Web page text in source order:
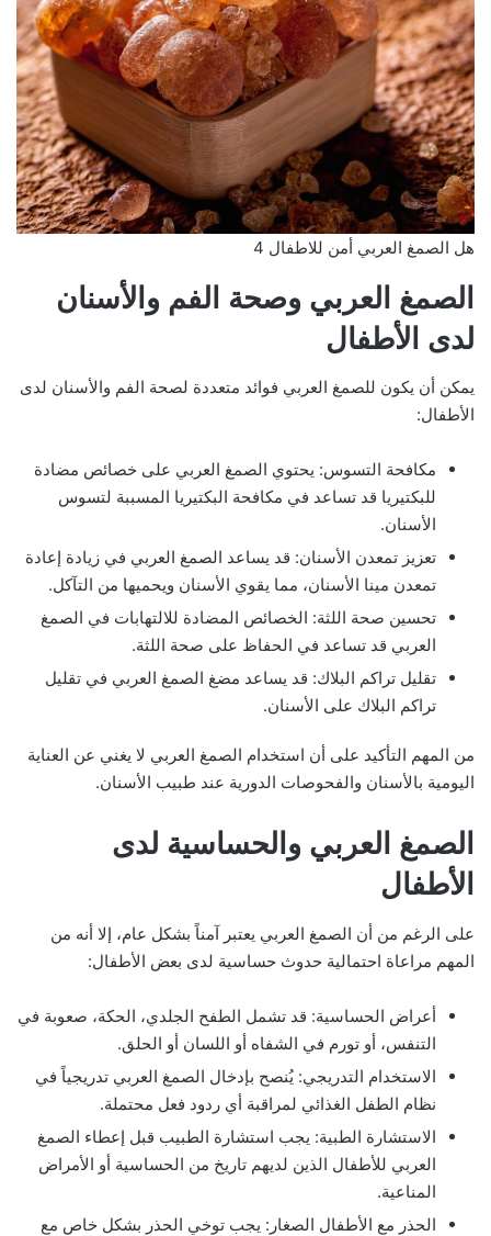
هل الصمغ العربي أمن للاطفال 4
الصمغ العربي وصحة الفم والأسنان
لدى الأطفال
يمكن أن يكون للصمغ العربي فوائد متعددة لصحة الفم والأسنان لدى
الأطفال:
مكافحة التسوس: يحتوي الصمغ العربي على خصائص مضادة
للبكتيريا قد تساعد في مكافحة البكتيريا المسببة لتسوس
الأسنان.
تعزيز تمعدن الأسنان: قد يساعد الصمغ العربي في زيادة إعادة
تمعدن مينا الأسنان، مما يقوي الأسنان ويحميها من التآكل.
تحسين صحة اللثة: الخصائص المضادة للالتهابات في الصمغ
العربي قد تساعد في الحفاظ على صحة اللثة.
تقليل تراكم البلاك: قد يساعد مضغ الصمغ العربي في تقليل
تراكم البلاك على الأسنان.
من المهم التأكيد على أن استخدام الصمغ العربي لا يغني عن العناية
اليومية بالأسنان والفحوصات الدورية عند طبيب الأسنان.
الصمغ العربي والحساسية لدى
الأطفال
على الرغم من أن الصمغ العربي يعتبر آمناً بشكل عام، إلا أنه من
المهم مراعاة احتمالية حدوث حساسية لدى بعض الأطفال:
أعراض الحساسية: قد تشمل الطفح الجلدي، الحكة، صعوبة في
التنفس، أو تورم في الشفاه أو اللسان أو الحلق.
الاستخدام التدريجي: يُنصح بإدخال الصمغ العربي تدريجياً في
نظام الطفل الغذائي لمراقبة أي ردود فعل محتملة.
الاستشارة الطبية: يجب استشارة الطبيب قبل إعطاء الصمغ
العربي للأطفال الذين لديهم تاريخ من الحساسية أو الأمراض
المناعية.
الحذر مع الأطفال الصغار: يجب توخي الحذر بشكل خاص مع